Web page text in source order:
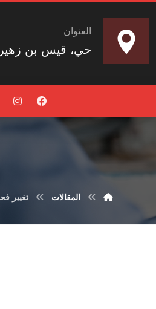
العنوان
حي، قيس بن
المقالات تغيير